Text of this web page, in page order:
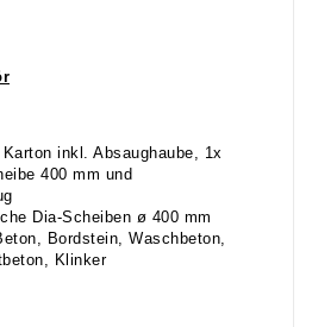
inkl. Absaughaube, 1x
400 mm und
Dia-Scheiben ø 400 mm
Bordstein, Waschbeton,
Klinker